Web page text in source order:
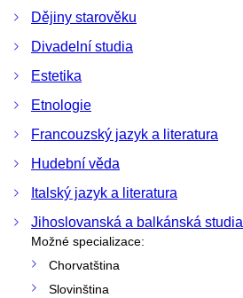
Dějiny starověku
Divadelní studia
Estetika
Etnologie
Francouzský jazyk a literatura
Hudební věda
Italský jazyk a literatura
Jihoslovanská a balkánská studia
Možné specializace:
Chorvatština
Slovinština